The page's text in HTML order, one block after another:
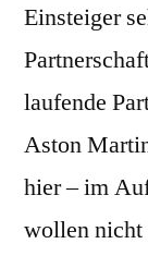
Einsteiger
laufende
Aston
hier – im
wollen nicht